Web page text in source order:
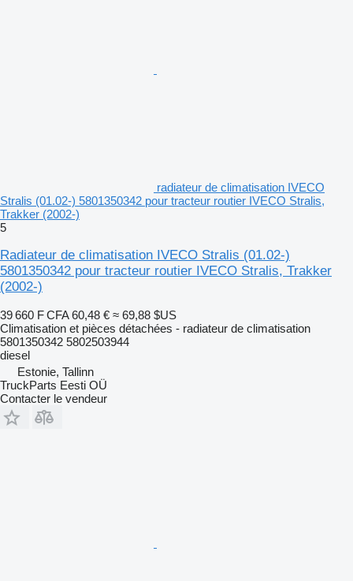
radiateur de climatisation IVECO
Stralis (01.02-) 5801350342 pour tracteur routier IVECO Stralis,
Trakker (2002-)
5
Radiateur de climatisation IVECO Stralis (01.02-)
5801350342 pour tracteur routier IVECO Stralis, Trakker
(2002-)
39 660 F CFA 60,48 € ≈ 69,88 $US
Climatisation et pièces détachées - radiateur de climatisation
5801350342 5802503944
diesel
Estonie, Tallinn
TruckParts Eesti OÜ
Contacter le vendeur